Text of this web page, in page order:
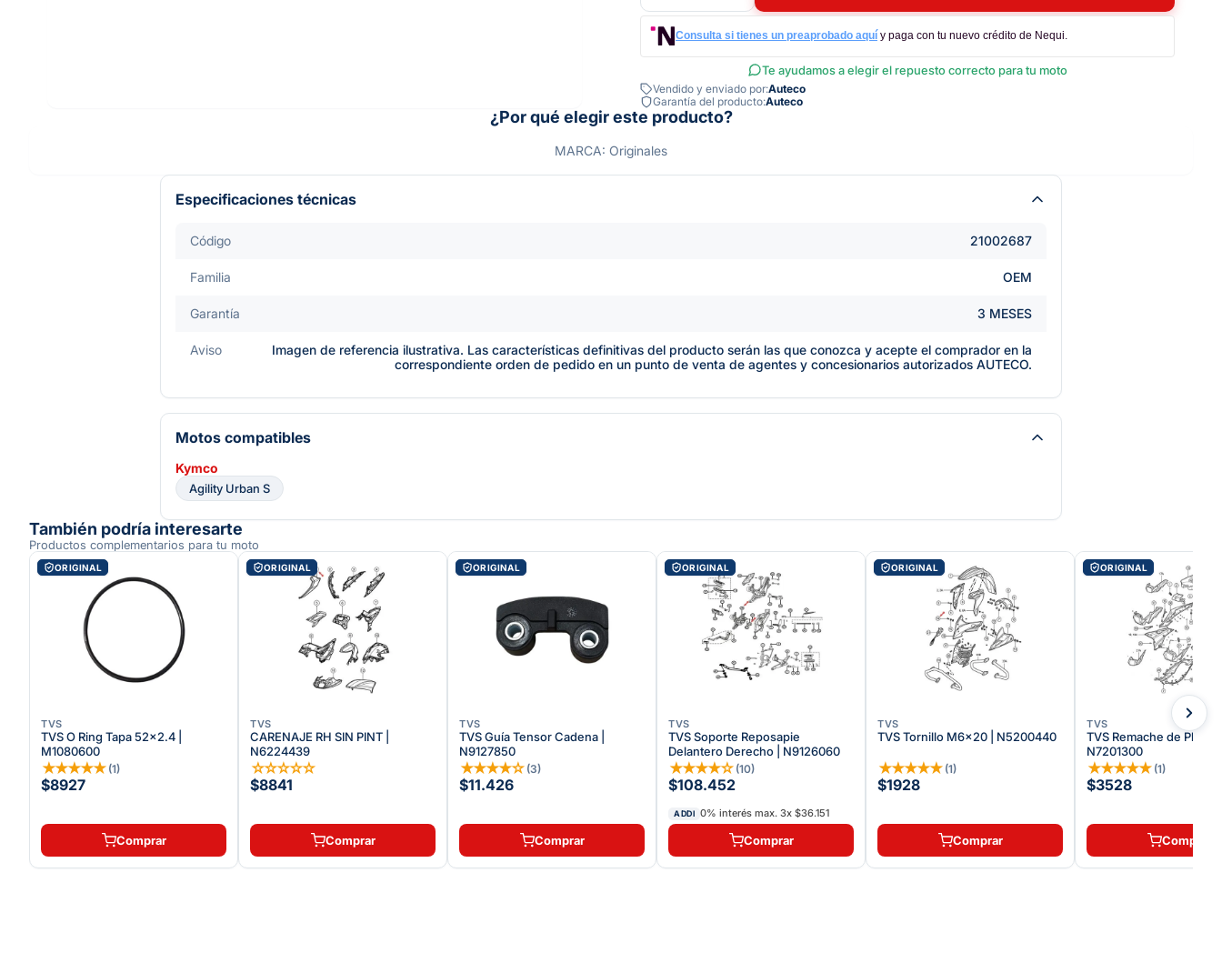
Consulta si tienes un preaprobado aquí y paga con tu nuevo crédito de Nequi.
Te ayudamos a elegir el repuesto correcto para tu moto
Vendido y enviado por:Auteco
Garantía del producto:Auteco
¿Por qué elegir este producto?
MARCA: Originales
Especificaciones técnicas
Código 21002687
Familia OEM
Garantía 3 MESES
Aviso
Imagen de referencia ilustrativa. Las características definitivas del producto serán las que conozca y acepte el comprador en la
correspondiente orden de pedido en un punto de venta de agentes y concesionarios autorizados AUTECO.
Motos compatibles
Kymco
Agility Urban S
También podría interesarte
Productos complementarios para tu moto
ORIGINAL
TVS
TVS O Ring Tapa 52x2.4 |
M1080600
★★★★★ (1)
$8927
Comprar
ORIGINAL
TVS
CARENAJE RH SIN PINT |
N6224439
☆☆☆☆☆
$8841
Comprar
ORIGINAL
TVS
TVS Guía Tensor Cadena |
N9127850
★★★★☆ (3)
$11.426
Comprar
ORIGINAL
TVS
TVS Soporte Reposapie
Delantero Derecho | N9126060
★★★★☆ (10)
$108.452
ADDI 0% interés max. 3x $36.151
Comprar
ORIGINAL
TVS
TVS Tornillo M6x20 | N5200440
★★★★★ (1)
$1928
Comprar
ORIGINAL
TVS
TVS Remache de
N7201300
★★★★★ (1)
$3528
Comprar